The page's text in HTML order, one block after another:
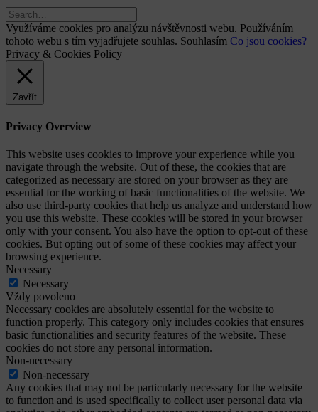
Využíváme cookies pro analýzu návštěvnosti webu. Používáním
tohoto webu s tím vyjadřujete souhlas. Souhlasím Co jsou cookies?
Privacy & Cookies Policy
Zavřít
Privacy Overview
This website uses cookies to improve your experience while you
navigate through the website. Out of these, the cookies that are
categorized as necessary are stored on your browser as they are
essential for the working of basic functionalities of the website. We
also use third-party cookies that help us analyze and understand how
you use this website. These cookies will be stored in your browser
only with your consent. You also have the option to opt-out of these
cookies. But opting out of some of these cookies may affect your
browsing experience.
Necessary
Necessary
Vždy povoleno
Necessary cookies are absolutely essential for the website to
function properly. This category only includes cookies that ensures
basic functionalities and security features of the website. These
cookies do not store any personal information.
Non-necessary
Non-necessary
Any cookies that may not be particularly necessary for the website
to function and is used specifically to collect user personal data via